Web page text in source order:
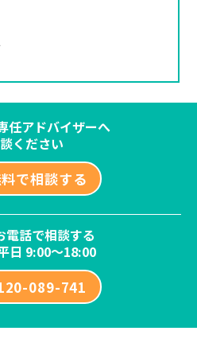
任アドバイザーへ
ください
で相談する
電話で相談する
日 9:00～18:00
089-741